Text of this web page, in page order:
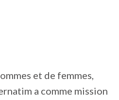
et de femmes,
a comme mission